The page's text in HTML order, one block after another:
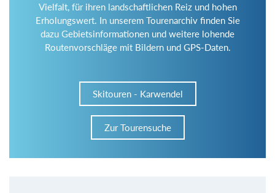
Vielfalt, für ihren landschaftlichen Reiz und hohen
Erholungswert. In unserem Tourenarchiv finden Sie
dazu Gebietsinformationen und weitere lohende
Routenvorschläge mit Bildern und GPS-Daten.
Skitouren - Karwendel
Zur Tourensuche